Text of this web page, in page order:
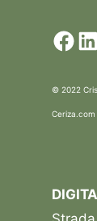
© 2022
Ceriza.com